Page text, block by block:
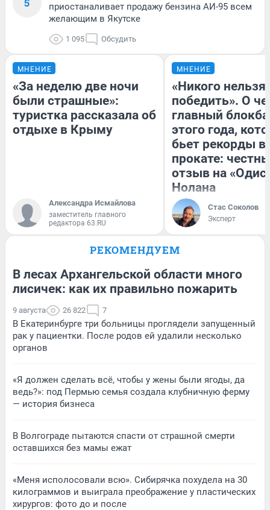
приостаналивает продажу бензина АИ-95 всем
желающим в Якутске
1 095 Обсудить
МНЕНИЕ
«За неделю две ночи
были страшные»:
туристка рассказала об
отдыхе в Крыму
Александра Исмайлова
заместитель главного
редактора 63.RU
МНЕНИЕ
«Никого нельзя
победить». О
главный
этого года,
бьет рекорды в
прокате:
отзыв на
Нолана
Стас Соколов
Эксперт
РЕКОМЕНДУЕМ
В лесах Архангельской области много
лисичек: как их правильно пожарить
9 августа 26 822 7
В Екатеринбурге три больницы проглядели запущенный
рак у пациентки. После родов ей удалили несколько
органов
«Я должен сделать всё, чтобы у жены были ягоды, да
ведь?»: под Пермью семья создала клубничную ферму
— история бизнеса
В Волгограде пытаются спасти от страшной смерти
оставшихся без мамы ежат
«Меня исполосовали всю». Сибирячка похудела на 30
килограммов и выиграла преображение у пластических
хирургов: фото до и после